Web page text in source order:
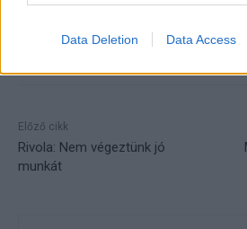
related to personalization.
I want to allow Google to enable
Data Deletion Data Access
Előző cikk
Rivola: Nem végeztünk jó
munkát